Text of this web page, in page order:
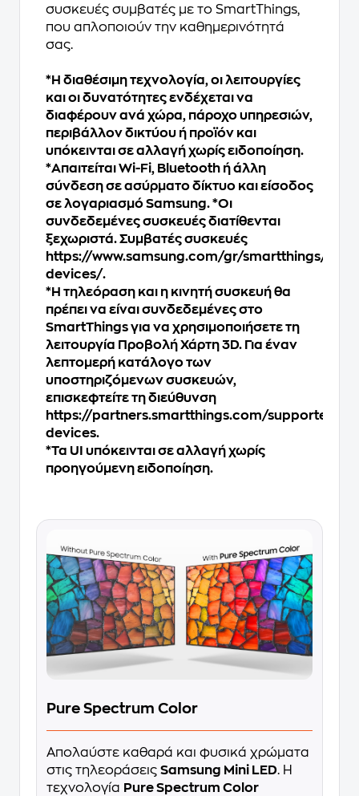
συσκευές συμβατές με το SmartThings,
που απλοποιούν την καθημερινότητά
σας.
*Η διαθέσιμη τεχνολογία, οι λειτουργίες
και οι δυνατότητες ενδέχεται να
διαφέρουν ανά χώρα, πάροχο υπηρεσιών,
περιβάλλον δικτύου ή προϊόν και
υπόκεινται σε αλλαγή χωρίς ειδοποίηση.
*Απαιτείται Wi-Fi, Bluetooth ή άλλη
σύνδεση σε ασύρματο δίκτυο και είσοδος
σε λογαριασμό Samsung. *Οι
συνδεδεμένες συσκευές διατίθενται
ξεχωριστά. Συμβατές συσκευές
https://www.samsung.com/gr/smartthings/
devices/.
*Η τηλεόραση και η κινητή συσκευή θα
πρέπει να είναι συνδεδεμένες στο
SmartThings για να χρησιμοποιήσετε τη
λειτουργία Προβολή Χάρτη 3D. Για έναν
λεπτομερή κατάλογο των
υποστηριζόμενων συσκευών,
επισκεφτείτε τη διεύθυνση
https://partners.smartthings.com/supported-
devices.
*Τα UI υπόκεινται σε αλλαγή χωρίς
προηγούμενη ειδοποίηση.
Pure Spectrum Color
Απολαύστε καθαρά και φυσικά χρώματα
στις τηλεοράσεις Samsung Mini LED. Η
τεχνολογία Pure Spectrum Color